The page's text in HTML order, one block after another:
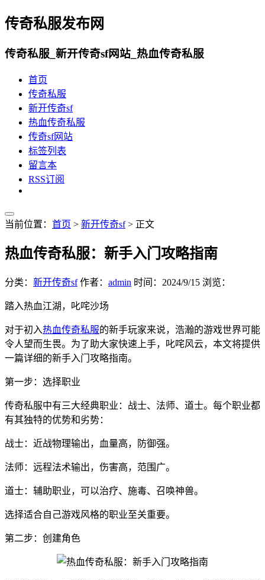
传奇私服发布网
传奇私服_新开传奇sf网站_热血传奇私服
首页
传奇私服
新开传奇sf
热血传奇私服
传奇sf网站
标签列表
留言本
RSS订阅
当前位置： 首页 > 新开传奇sf> 正文
热血传奇私服：新手入门攻略指南
分类： 新开传奇sf 作者： admin 时间： 2024/9/15 浏览：
踏入热血江湖，叱咤沙场
对于初入热血传奇私服的新手玩家来说，浩瀚的游戏世界可能
令人望而生畏。为了助大家快速上手，叱咤风云，本文将提供
一篇详细的新手入门攻略指南。
第一步：选择职业
传奇私服中有三大经典职业：战士、法师、道士。每个职业都
有其独特的优势和劣势：
战士：近战物理输出，血量高，防御强。
法师：远程法术输出，伤害高，范围广。
道士：辅助职业，可以治疗、施毒、召唤神兽。
选择适合自己游戏风格的职业至关重要。
第二步：创建角色